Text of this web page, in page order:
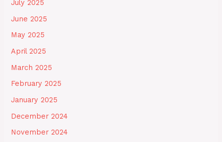
July 2025
June 2025
May 2025
April 2025
March 2025
February 2025
January 2025
December 2024
November 2024